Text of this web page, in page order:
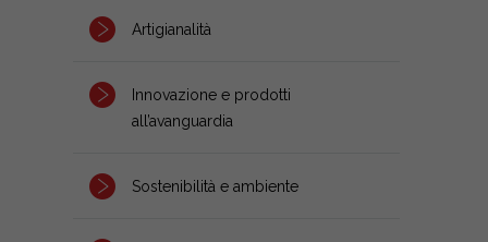
Artigianalità
Innovazione e prodotti
all’avanguardia
Sostenibilità e ambiente